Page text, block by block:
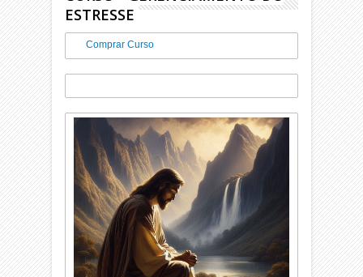
ESTRESSE
Comprar Curso